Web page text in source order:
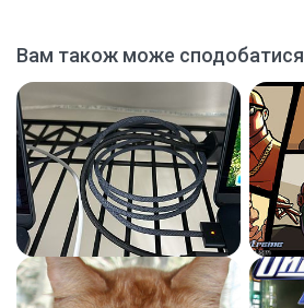
Вам також може сподобатися